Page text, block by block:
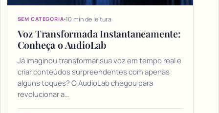
SEM CATEGORIA 10 min de leitura
Voz Transformada Instantaneamente:
Conheça o AudioLab
Já imaginou transformar sua voz em tempo real e
criar conteúdos surpreendentes com apenas
alguns toques? O AudioLab chegou para
revolucionar a…